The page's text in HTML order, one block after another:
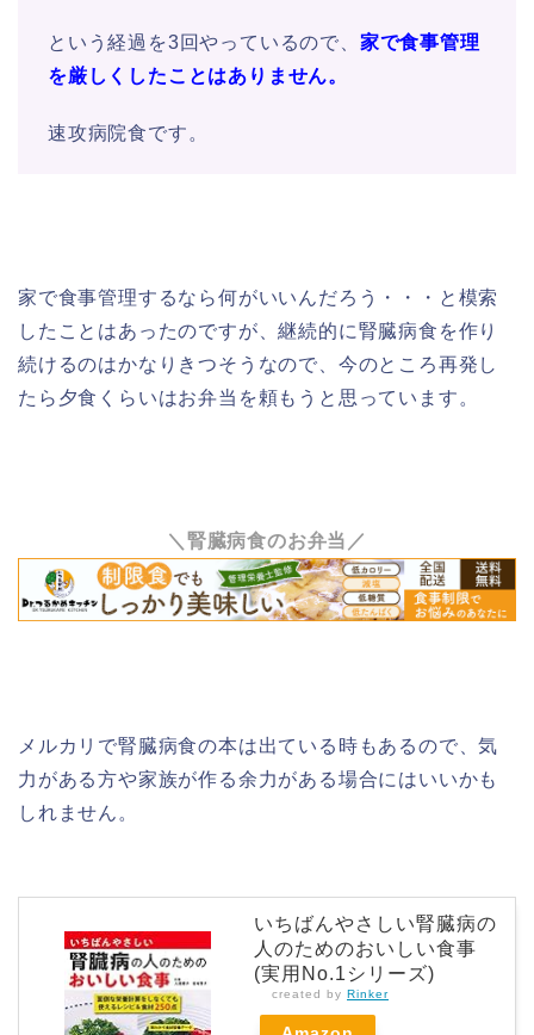
という経過を3回やっているので、 家で食事管理
を厳しくしたことはありません。
速攻病院食です。
家で食事管理するなら何がいいんだろう・・・と模索
したことはあったのですが、継続的に腎臓病食を作り
続けるのはかなりきつそうなので、今のところ再発し
たら夕食くらいはお弁当を頼もうと思っています。
＼腎臓病食のお弁当／
メルカリで腎臓病食の本は出ている時もあるので、気
力がある方や家族が作る余力がある場合にはいいかも
しれません。
いちばんやさしい腎臓病の
人のためのおいしい食事
(実用No.1シリーズ)
created by Rinker